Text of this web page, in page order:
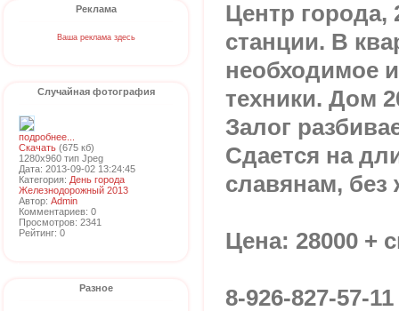
Реклама
Ваша реклама здесь
Случайная фотография
подробнее...
Скачать (675 кб)
1280x960 тип Jpeg
Дата: 2013-09-02 13:24:45
Категория: День города
Железнодорожный 2013
Автор: Admin
Комментариев: 0
Просмотров: 2341
Рейтинг: 0
Разное
Центр
станции. В
необходимое
техники. Дом
Залог
Сдается на
славянам, без
Цена: 28000 +
8-926-827-57-